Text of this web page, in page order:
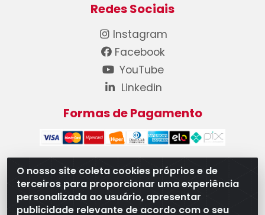
O nosso site coleta cookies próprios e de
terceiros para proporcionar uma experiência
personalizada ao usuário, apresentar
publicidade relevante de acordo com o seu
Redes Sociais
Instagram
Facebook
YouTube
Linkedin
Formas de Pagamento
WB Componentes Automotivos LTDA - CNPJ
08.528.393/0001-12 - Rua do Níquel, 667 - Parque
Oeste Industrial, Goiânia/GO - CEP 74375-660